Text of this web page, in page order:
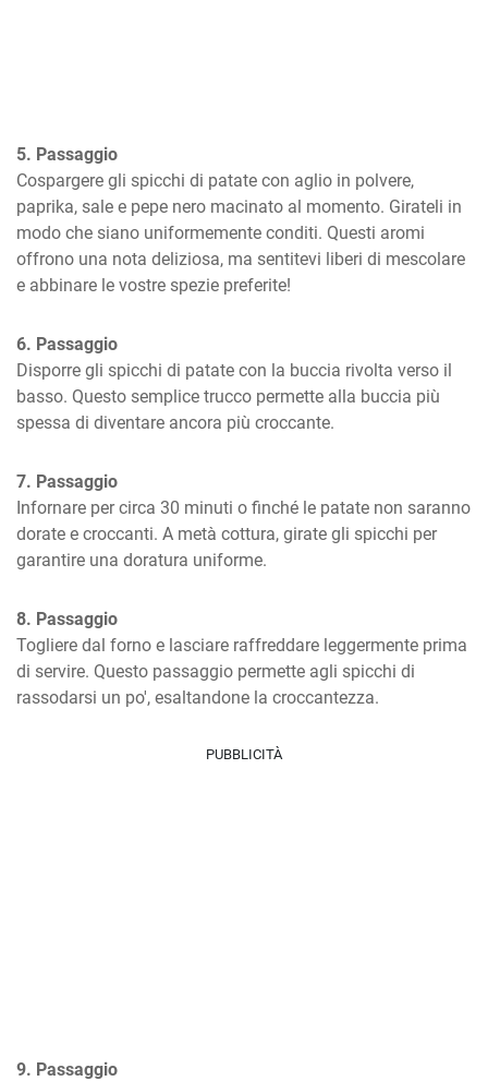
5. Passaggio
Cospargere gli spicchi di patate con aglio in polvere,
paprika, sale e pepe nero macinato al momento. Girateli in
modo che siano uniformemente conditi. Questi aromi
offrono una nota deliziosa, ma sentitevi liberi di mescolare
e abbinare le vostre spezie preferite!
6. Passaggio
Disporre gli spicchi di patate con la buccia rivolta verso il
basso. Questo semplice trucco permette alla buccia più
spessa di diventare ancora più croccante.
7. Passaggio
Infornare per circa 30 minuti o finché le patate non saranno
dorate e croccanti. A metà cottura, girate gli spicchi per
garantire una doratura uniforme.
8. Passaggio
Togliere dal forno e lasciare raffreddare leggermente prima
di servire. Questo passaggio permette agli spicchi di
rassodarsi un po', esaltandone la croccantezza.
PUBBLICITÀ
9. Passaggio